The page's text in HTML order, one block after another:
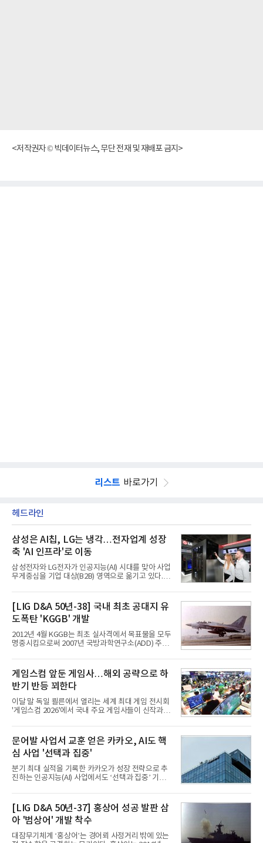
<저작권자 © 빅데이터뉴스, 무단 전재 및 재배포 금지>
리스트 바로가기
헤드라인
삼성은 AI칩, LG는 냉각…전자업계 성장
축 'AI 인프라'로 이동
삼성전자와 LG전자가 인공지능(AI) 시대를 맞아 사업
무게중심을 기업 대상(B2B) 영역으로 옮기고 있다.
접어든 가운데 삼성전자는 AI 반도체를 중심으로 데
이터센터 생태계 공략을 강화하고 LG전자는 냉각솔
루션·전장·로봇 등 기업용 솔루션 사업 확대에 속도를
내고 있다.9일 업계에 따르면 LG전자는 2분기 생활가
전과 프리미엄 제품 경쟁력에 더해 B2B 사업 확대 효
과로 수익성을 방어한 반면 삼성전자는 디바이스경험
(DX) 부문의 TV·생활가전 수익성이 악화됐다. 대신 삼
사업 확대
[LIG D&A 50년-38] 국내 최초 공대지 유
도폭탄 'KGGB' 개발
2012년 4월 KGGB는 최초 실사격에서 목표물을 모두
명중시킴으로써 2007년 국방과학연구소(ADD) 주관
체로 참여했다. 체계개발에는 총 400여억 원의 개발
비와 62개월의 기간이 소요됐다. 한국형 GPS 유도폭
탄 KGGB(Korea GPS Guided Bomb)는 국내 최초
의 공대지 유도폭탄으로 2012년에 최종 전투용 적합
판정을 받았다.우리 공군이 운용하는 모든 전투기에
탑재할 수 있는 KGGB는 일반목적폭탄(General
Purpose Bomb)에 장착하여 운용토록 개발됐다.이
는 조종사가 휴대하는 명령통신장치(PDU, P
게임스컴 앞둔 게임사…해외 공략으로 하
반기 반등 꾀한다
이달 말 독일 쾰른에서 열리는 세계 최대 게임 전시회
'게임스컴 2026'에서 국내 주요 게임사들이 신작과 글
체별로 엇갈린 가운데 하반기 신작 흥행과 해외 시장
성과가 실적을 좌우할 핵심 변수로 떠오르고 있다.8일
업계에 따르면 올해 상반기 게임업계는 기업별 성적
표가 크게 갈렸다. 대표적으로 크래프톤은 'PUBG: 배
틀그라운드'의 안정적인 성장에 힘입어 상반기 연결
기준 매출 2조6616억원, 영업이익 9725억원으로 역
대 최대 실적을 기록했다. 엔씨도 올해 출시한 '아이온
동기 대
문어발 사업서 교훈 얻은 카카오, AI도 핵
심 사업 '선택과 집중'
분기 최대 실적을 기록한 카카오가 성장 전략으로 추
진하는 인공지능(AI) 사업에서도 ‘선택과 집중’ 기조
라 투자에 나서는 것과 달리, 카카오는 ‘카카오톡’이
라는 플랫폼 경쟁력을 활용한 AI 에이전트 서비스에
집중하는 전략이다. 과거 무리한 사업 확장 과정에서
겪었던 시행착오를 되풀이하지 않고 핵심 역량에 집
중하겠다는 취지로 풀이된다.7일 업계에 따르면 카카
오는 올해 2분기 연결 기준 매출 2조985억원, 영업이
[LIG D&A 50년-37] 홍상어 성공 발판 삼
아 '범상어' 개발 착수
대잠무기체계 ‘홍상어’는 경어뢰 사정거리 밖에 있는